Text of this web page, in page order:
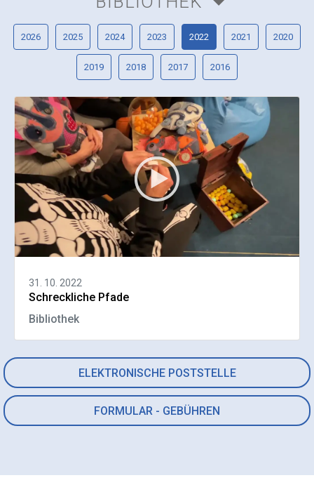
ELEKTRONISCHE POSTSTELLE
FORMULAR - GEBÜHREN
2026 2025 2024 2023 2022 2021 2020
2019 2018 2017 2016
31. 10. 2022
Schreckliche Pfade
Bibliothek